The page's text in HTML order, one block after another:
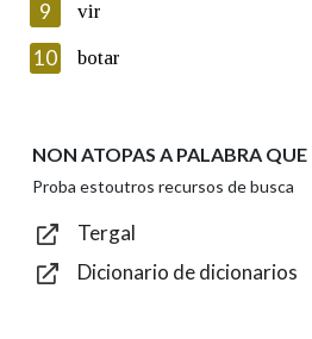
Introduce o código que aparece na
Texto de verificación
9 vir
10 botar
NON ATOPAS A PALABRA QUE
Proba estoutros recursos de busca
Tergal
Dicionario de dicionarios